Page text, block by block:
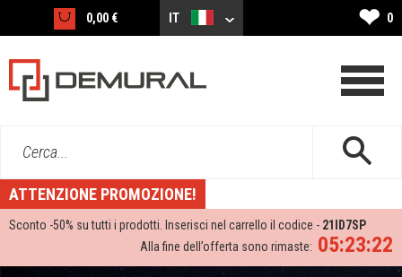
0,00 € IT ❤ 0
Cerca...
ATTENZIONE PROMOZIONE!
Sconto -50% su tutti i prodotti. Inserisci nel carrello il codice - 21ID7SP
05:23:21
Alla fine dell’offerta sono rimaste: